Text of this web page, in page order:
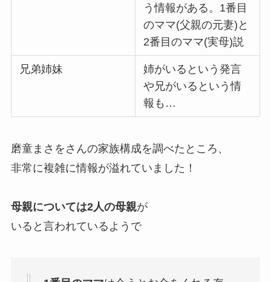
う情報がある。1番目
のママ(父親の元妻)と
2番目のママ(実母)説
兄弟姉妹
姉がいるという発言
や兄がいるという情
報も…
磨童まさをさんの家族構成を調べたところ、
非常に複雑に情報が溢れていました！
母親については2人の母親が
いると言われているようで